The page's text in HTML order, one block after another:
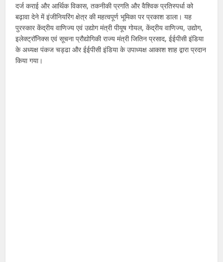
दर्ज कराई और आर्थिक विकास, तकनीकी प्रगति और वैश्विक प्रतिस्पर्धा को
बढ़ावा देने में इंजीनियरिंग क्षेत्र की महत्वपूर्ण भूमिका पर प्रकाश डाला। यह
पुरस्कार केंद्रीय वाणिज्य एवं उद्योग मंत्री पीयूष गोयल, केंद्रीय वाणिज्य, उद्योग,
इलेक्ट्रॉनिक्स एवं सूचना प्रौद्योगिकी राज्य मंत्री जितिन प्रसाद, ईईपीसी इंडिया
के अध्यक्ष पंकज चड्ढा और ईईपीसी इंडिया के उपाध्यक्ष आकाश शाह द्वारा प्रदान
किया गया।